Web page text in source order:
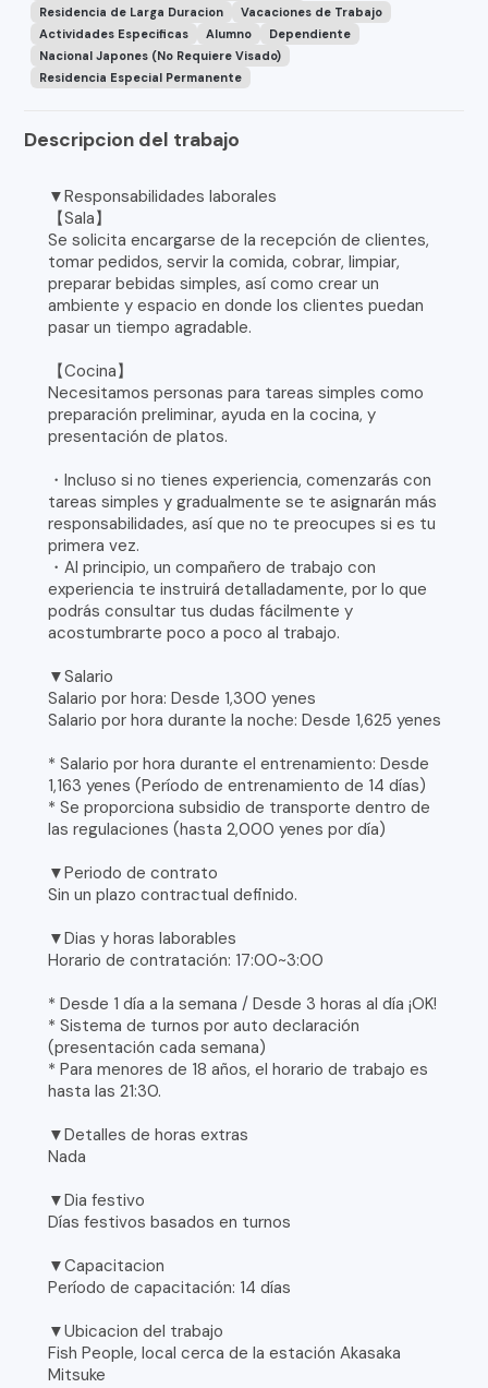
Residencia de Larga Duracion
Vacaciones de Trabajo
Actividades Especificas
Alumno
Dependiente
Nacional Japones (No Requiere Visado)
Residencia Especial Permanente
Descripcion del trabajo
▼Responsabilidades laborales
【Sala】
Se solicita encargarse de la recepción de clientes,
tomar pedidos, servir la comida, cobrar, limpiar,
preparar bebidas simples, así como crear un
ambiente y espacio en donde los clientes puedan
pasar un tiempo agradable.
【Cocina】
Necesitamos personas para tareas simples como
preparación preliminar, ayuda en la cocina, y
presentación de platos.
・Incluso si no tienes experiencia, comenzarás con
tareas simples y gradualmente se te asignarán más
responsabilidades, así que no te preocupes si es tu
primera vez.
・Al principio, un compañero de trabajo con
experiencia te instruirá detalladamente, por lo que
podrás consultar tus dudas fácilmente y
acostumbrarte poco a poco al trabajo.
▼Salario
Salario por hora: Desde 1,300 yenes
Salario por hora durante la noche: Desde 1,625 yenes
* Salario por hora durante el entrenamiento: Desde
1,163 yenes (Período de entrenamiento de 14 días)
* Se proporciona subsidio de transporte dentro de
las regulaciones (hasta 2,000 yenes por día)
▼Periodo de contrato
Sin un plazo contractual definido.
▼Dias y horas laborables
Horario de contratación: 17:00~3:00
* Desde 1 día a la semana / Desde 3 horas al día ¡OK!
* Sistema de turnos por auto declaración
(presentación cada semana)
* Para menores de 18 años, el horario de trabajo es
hasta las 21:30.
▼Detalles de horas extras
Nada
▼Dia festivo
Días festivos basados en turnos
▼Capacitacion
Período de capacitación: 14 días
▼Ubicacion del trabajo
Fish People, local cerca de la estación Akasaka
Mitsuke